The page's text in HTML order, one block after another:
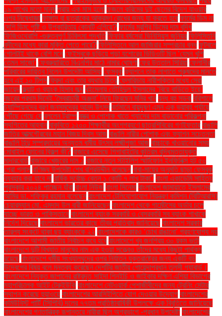
১৯ লাখের মতো মানুষ প্রায় এক মাস হলো ফজলে করিমের দুই ছেলের বিদেশ যাওয়ার
ওপর নিষেধাজ্ঞা ফাঙ্গাস বা ছত্রাকের আক্রমণ রোধের জন্য যা করতে হবে ফার্মের ডিম না
দেশি ডিম: পুষ্টি ও উপকারিতায় কোনটি এগিয়ে? ফার্মের মুরগির ডিমের দাম বৃদ্ধি
ফিজিওথেরাপি -গুরুত্বপূর্ণ চিকিৎসা পদ্ধতি ফিফার বর্ষসেরা ভিনিসিয়ুস জুনিয়র ফিলিস্তিনি
বন্দীদের মধ্যে কারা মুক্তি পেতে পারে? ফিলিস্তিনে আল জাজিরার সম্প্রচার বন্ধ ফুটবলে
গোলটাই থাকে বেশি মনে ফেইসবুকে ছড়িয়ে পড়া যশোরের ভিডিওটি ছিল ‘যেমন খুশি
তেমন সাজো’ ফেব্রুয়ারিতে বিএনপির মাঠে নামার ঘোষণা ফের উত্তাল সিরিয়া ফেলানীর
পরিবারের দায়িত্ব নিলেন উপদেষ্টা আসিফ ফেসবুক ফ্যাশনে তাক লাগাতে পুরুষদের মানতে
হবে এই ১০ টিপস ফ্রিদা এবং তার ব্যথার চিত্র ফ্লোরিডায় নারীশক্তির মধ্যে সেরা
জায়েদ ফ্ল্যাট ও ব্যাংক হিসাব জব্দ বইমেলায় তৌহিদুল ইসলামের ‘বিয়ে বাড়িতে ইয়ে’
বছরের প্রথম দিনেই ‘স্বৈরাচারী অঞ্জনা’ নিয়ে ফিরছেন মনির খান বন্ধ বহু সড়ক বরিশালে
চ্যাম্পিয়নদের বরণ জনসমুদ্রের আনন্দ উৎসব বর্তমানে বায়ুদূষণ এমন এক ভয়াবহ পর্যায়ে
পৌঁছে গেছে যে বললেন ট্রাম্প বস্ত্র ও পোশাক খাতে গ্যাসের দাম বাড়ানোর পরিকল্পনা
স্থগিতের আহ্বান বাকৃবিতে ১২০০ শিক্ষার্থীর অংশগ্রহণে ছাত্রশিবিরের গণইফতার বাঙালি
জাতির আত্মগৌরবের মহান বিজয় দিবস আজ বাঙালি নারীর পোশাক এবং ফ্যাশন সচেতনতা
বাঙালি হিন্দু সম্প্রদায়ের অন্যতম ধর্মীয় উৎসব লক্ষ্মীপূজা আজ বাচ্চাকে খাওয়ানোর সময়
মোবাইল ফোনের বিকল্প কী? বাজারে এসেছে গিগাবাইটের কৃত্রিম বুদ্ধিমত্তাযুক্ত
মাদারবোর্ড বাজারে খেজুরের দাম ১ বাজারে নতুন স্টাইলিশ স্মার্টফোন ইনফিনিক্স হট ৫০
প্রো প্লাস বাণিজ্য উপদেষ্টা শেখ বশিরউদ্দীন বলেছেন বাবা-মায়ের অনুমতি ছাড়া ফেসবুক
ব্যবহার করা যাবে না বার্ষিক সর্বোচ্চ বেতন ১ কোটি ৭ লাখ টাকা" বাংলা একাডেমি সাহিত্য
পুরস্কার ২০২৪ পাচ্ছেন যাঁরা বাংলা নিউজ বাংলা সিনেমা বাংলাদেশ জামায়াতে ইসলামের
আমির ডা. শফিকুর রহমান বলেছেন বাংলাদেশ টেলিযোগাযোগ নিয়ন্ত্রণ কমিশন (বিটিআরসি)
চেয়ারম্যান মো. এমদাদ উল বারী জানিয়েছেন বাংলাদেশ থেকে গার্মেন্টসের অর্ডার চলে
যাচ্ছে ভারত ও পাকিস্তানে বাংলাদেশ ব্যাংক সরকারি ও বেসরকারি সব ব্যাংক শাখাকে
নির্দেশ দিয়েছে বাংলাদেশ ভারতের কাছে তীব্র প্রতিবাদ জানিয়েছে বাংলাদেশ সরকার
তারল্য সংকটে থাকা ছয় ব্যাংককে ২২ বাংলাদেশকে কারও ‘চোখ রাঙানো’ গ্রহণযোগ্য নয়
বাংলাদেশে আগামী জাতীয় নির্বাচন কবে হবে বাংলাদেশে খুব জনপ্রিয় ৩০ রকম ভর্তা
বাংলাদেশে দুটি বিখ্যাত মানুষের নাম এক হওয়া সত্ত্বেও তাঁদের মধ্যে কিছুটা পার্থক্য
রয়েছে বাংলাদেশে ধর্মীয় সংখ্যালঘুদের ওপর নির্যাতন যুক্তরাষ্ট্রের জন্য একটি বড়
উদ্বেগের বিষয় বলে মন্তব্য করেছেন দেশটির জাতীয় গোয়েন্দাপ্রধান তুলসী গ্যাবার্ড।
বাংলাদেশে নিযুক্ত জাপানের রাষ্ট্রদূত সাইদা শিনইচি ও জাইকার দক্ষিণ এশিয়া বিভাগের
মহাপরিচালক আইট টেরুইউকি বাংলাদেশে নেটওয়ার্ক পেশাজীবীদের জন্য ট্রেনিং সেন্টার
স্থাপন করেছে হুয়াওয়ে বাংলাদেশের আরসিইপিতে যোগ দেওয়ার উদ্যোগ বাংলাদেশের
কমিউনিস্ট পার্টি (সিপিবি) দলের ৭৭তম প্রতিষ্ঠাবার্ষিকী উপলক্ষে এক বিবৃতিতে জানিয়েছে
বাংলাদেশের গণতান্ত্রিক রূপান্তরে নারীরা ছিল অগ্রভাগে -প্রধান উপদেষ্টা বাংলাদেশের